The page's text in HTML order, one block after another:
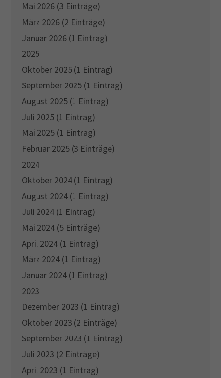
Mai 2026 (3 Einträge)
März 2026 (2 Einträge)
Januar 2026 (1 Eintrag)
2025
Oktober 2025 (1 Eintrag)
September 2025 (1 Eintrag)
August 2025 (1 Eintrag)
Juli 2025 (1 Eintrag)
Mai 2025 (1 Eintrag)
Februar 2025 (3 Einträge)
2024
Oktober 2024 (1 Eintrag)
August 2024 (1 Eintrag)
Juli 2024 (1 Eintrag)
Mai 2024 (5 Einträge)
April 2024 (1 Eintrag)
März 2024 (1 Eintrag)
Januar 2024 (1 Eintrag)
2023
Dezember 2023 (1 Eintrag)
Oktober 2023 (2 Einträge)
September 2023 (1 Eintrag)
Juli 2023 (2 Einträge)
April 2023 (1 Eintrag)